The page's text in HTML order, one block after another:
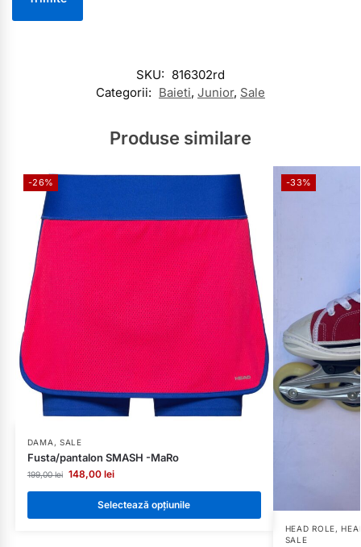
SKU: 816302rd
Categorii: Baieti, Junior, Sale
Produse similare
-26%
DAMA , SALE
Fusta/pantalon SMASH -MaRo
199,00lei 148,00 lei
Selectează opțiunile
-33%
HEAD ROLE,
SALE